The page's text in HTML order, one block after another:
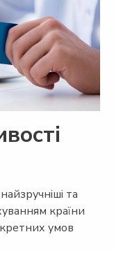
та
країни
умов